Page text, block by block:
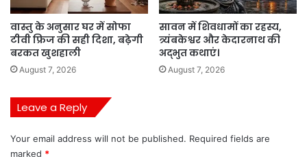
वास्तु के अनुसार घर में सोफा
टीवी फ्रिज की सही दिशा, बढ़ेगी
बरकत खुशहाली
August 7, 2026
सावन में शिवधामों का रहस्य,
त्र्यंबकेश्वर और केदारनाथ की
अद्भुत कथाएं।
August 7, 2026
Leave a Reply
Your email address will not be published. Required fields are
marked *